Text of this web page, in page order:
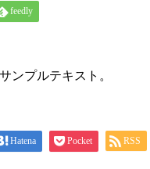
feedly
ンプルテキスト。
Hatena Pocket RSS